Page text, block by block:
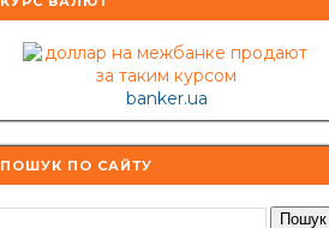
banker.ua
ПОШУК ПО САЙТУ